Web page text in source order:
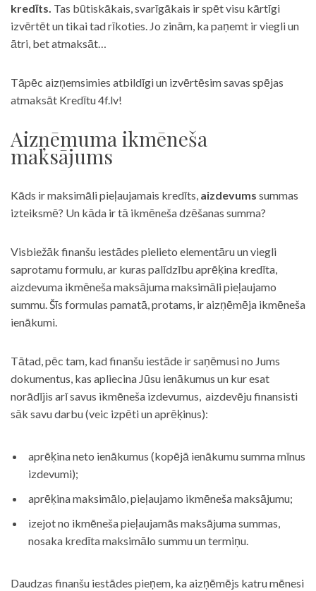
kredīts. Tas būtiskākais, svarīgākais ir spēt visu kārtīgi
izvērtēt un tikai tad rīkoties. Jo zinām, ka paņemt ir viegli un
ātri, bet atmaksāt…
Tāpēc aizņemsimies atbildīgi un izvērtēsim savas spējas
atmaksāt Kredītu 4f.lv!
Aizņēmuma ikmēneša
maksājums
Kāds ir maksimāli pieļaujamais kredīts, aizdevums summas
izteiksmē? Un kāda ir tā ikmēneša dzēšanas summa?
Visbiežāk finanšu iestādes pielieto elementāru un viegli
saprotamu formulu, ar kuras palīdzību aprēķina kredīta,
aizdevuma ikmēneša maksājuma maksimāli pieļaujamo
summu. Šīs formulas pamatā, protams, ir aizņēmēja ikmēneša
ienākumi.
Tātad, pēc tam, kad finanšu iestāde ir saņēmusi no Jums
dokumentus, kas apliecina Jūsu ienākumus un kur esat
norādījis arī savus ikmēneša izdevumus, aizdevēju finansisti
sāk savu darbu (veic izpēti un aprēķinus):
aprēķina neto ienākumus (kopējā ienākumu summa mīnus
izdevumi);
aprēķina maksimālo, pieļaujamo ikmēneša maksājumu;
izejot no ikmēneša pieļaujamās maksājuma summas,
nosaka kredīta maksimālo summu un termiņu.
Daudzas finanšu iestādes pieņem, ka aizņēmējs katru mēnesi